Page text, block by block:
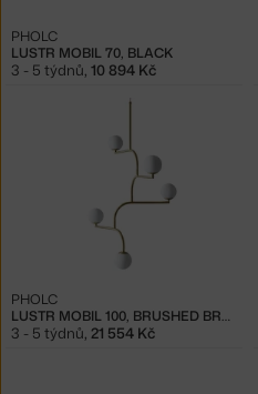
LUSTR MOBIL 70, BLACK
PHOLC
3 - 5 týdnů, 10 894 Kč
LUSTR MOBIL 100, BRUSHED BRASS
PHOLC
3 - 5 týdnů, 21 554 Kč